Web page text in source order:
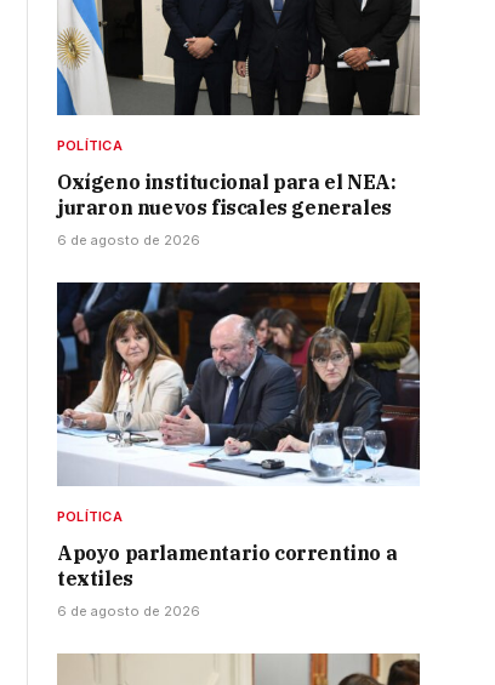
POLÍTICA
Oxígeno institucional para el NEA:
juraron nuevos fiscales generales
6 de agosto de 2026
POLÍTICA
Apoyo parlamentario correntino a
textiles
6 de agosto de 2026